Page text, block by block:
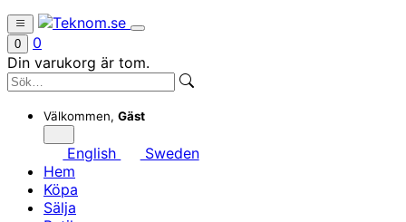
0
0
Din varukorg är tom.
Välkommen, Gäst
English
Sweden
Hem
Köpa
Sälja